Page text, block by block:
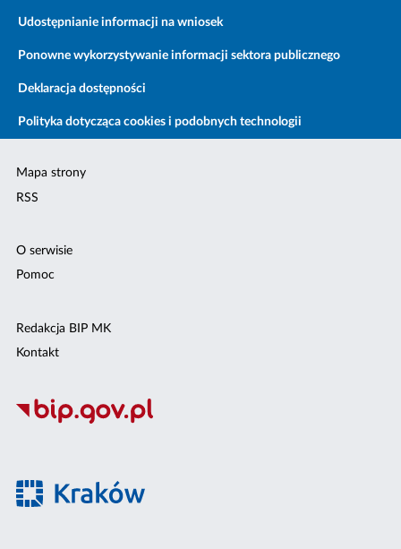
Udostępnianie informacji na wniosek
Ponowne wykorzystywanie informacji sektora publicznego
Deklaracja dostępności
Polityka dotycząca cookies i podobnych technologii
Mapa strony
RSS
O serwisie
Pomoc
Redakcja BIP MK
Kontakt